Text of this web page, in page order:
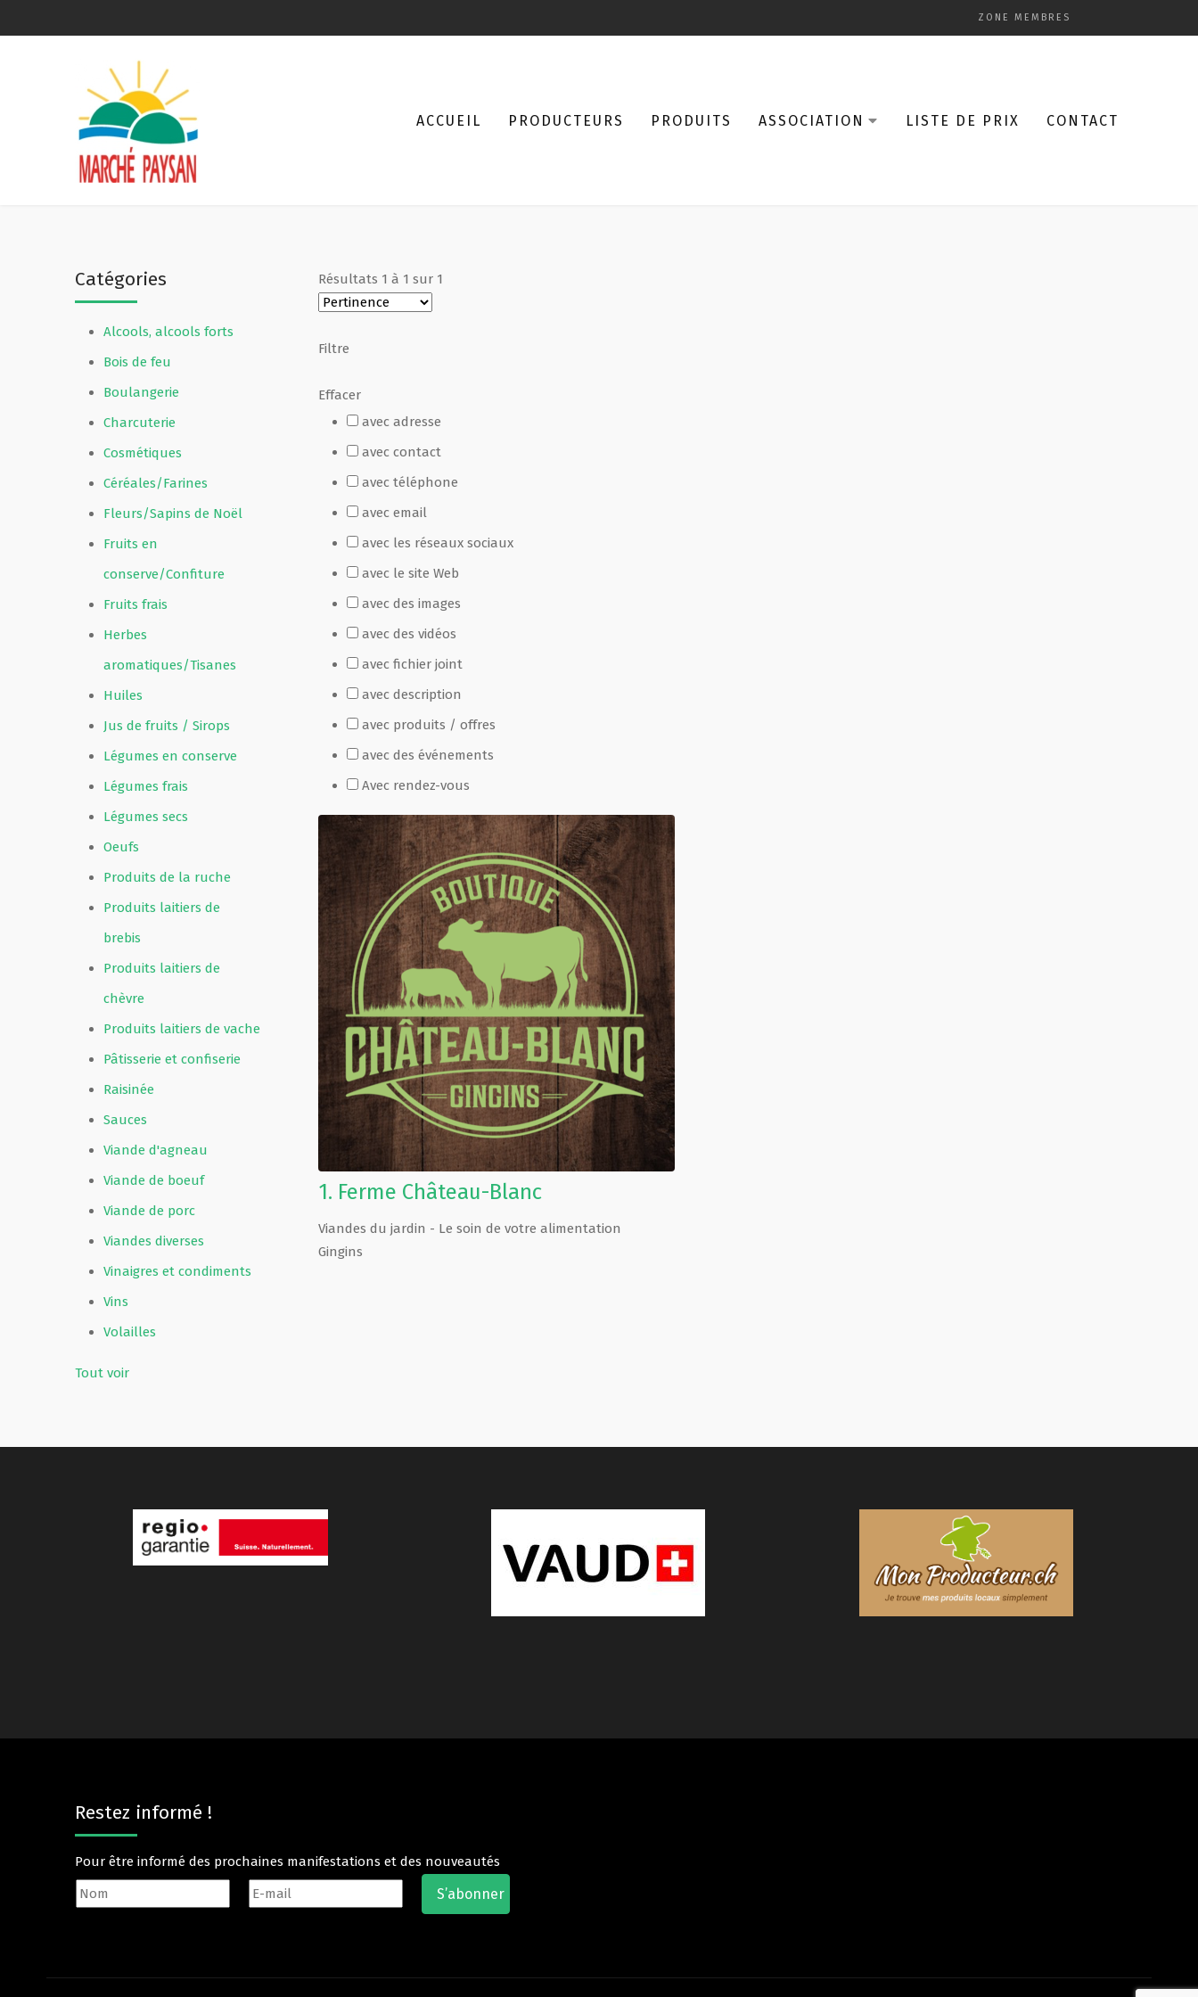
ZONE MEMBRES
ACCUEIL PRODUCTEURS PRODUITS ASSOCIATION LISTE DE PRIX CONTACT
Catégories
Alcools, alcools forts
Bois de feu
Boulangerie
Charcuterie
Cosmétiques
Céréales/Farines
Fleurs/Sapins de Noël
Fruits en
conserve/Confiture
Fruits frais
Herbes
aromatiques/Tisanes
Huiles
Jus de fruits / Sirops
Légumes en conserve
Légumes frais
Légumes secs
Oeufs
Produits de la ruche
Produits laitiers de
brebis
Produits laitiers de
chèvre
Produits laitiers de vache
Pâtisserie et confiserie
Raisinée
Sauces
Viande d'agneau
Viande de boeuf
Viande de porc
Viandes diverses
Vinaigres et condiments
Vins
Volailles
Tout voir
Résultats 1 à 1 sur 1
Filtre
Effacer
avec adresse
avec contact
avec téléphone
avec email
avec les réseaux sociaux
avec le site Web
avec des images
avec des vidéos
avec fichier joint
avec description
avec produits / offres
avec des événements
Avec rendez-vous
1. Ferme Château-Blanc
Viandes du jardin - Le soin de votre alimentation
Gingins
Restez informé !
Pour être informé des prochaines manifestations et des nouveautés
Qui sommes-nous ?
Devenir membre
Revue de presse
Guide de la vente directe
Fête Marché Paysan